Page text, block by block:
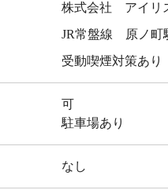
株式会社 アイリ
JR常盤線 原ノ町
受動喫煙対策あり
可
駐車場あり
なし